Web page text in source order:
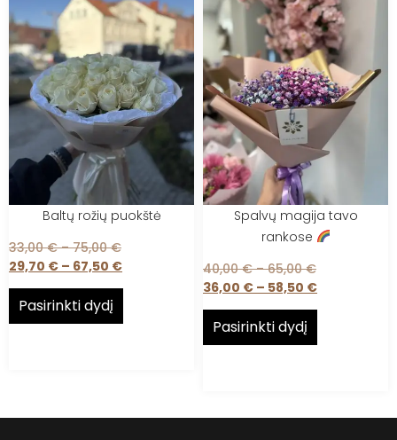
Baltų rožių puokštė
33,00€ – 75,00€
29,70 € – 67,50 €
Pasirinkti dydį
Spalvų magija tavo
rankose
40,00€ – 65,00€
36,00 € – 58,50 €
Pasirinkti dydį